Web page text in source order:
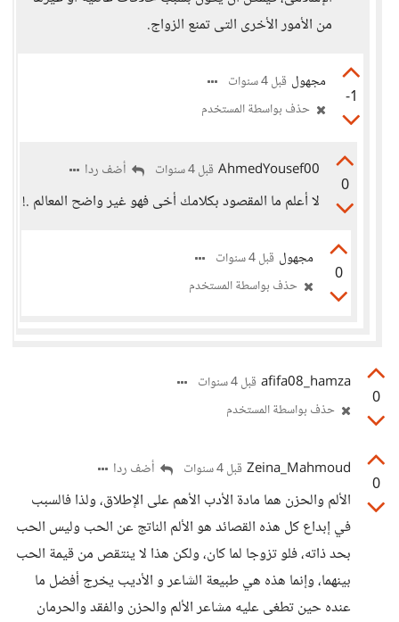
من الأمور الأخرى التى تمنع الزواج.
-1
مجهول قبل 4 سنوات
حذف بواسطة المستخدم
0
AhmedYousef00 قبل 4 سنوات أضف ردا
لا أعلم ما المقصود بكلامك أخى فهو غير واضح المعالم .!
0
مجهول قبل 4 سنوات
حذف بواسطة المستخدم
0
afifa08_hamza قبل 4 سنوات
حذف بواسطة المستخدم
0
Zeina_Mahmoud قبل 4 سنوات أضف ردا
الألم والحزن هما مادة الأدب الأهم على الإطلاق، ولذا فالسبب
في إبداع كل هذه القصائد هو الألم الناتج عن الحب وليس الحب
بحد ذاته، فلو تزوجا لما كان، ولكن هذا لا ينتقص من قيمة الحب
بينهما، وإنما هذه هي طبيعة الشاعر و الأديب يخرج أفضل ما
عنده حين تطغى عليه مشاعر الألم والحزن والفقد والحرمان